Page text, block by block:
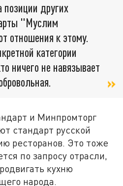
позиции других
"Муслим
отношения к этому.
категории
ничего не навязывает
и Минпромторг
стандарт русской
ресторанов. Это тоже
по запросу отрасли,
кухню
народа.